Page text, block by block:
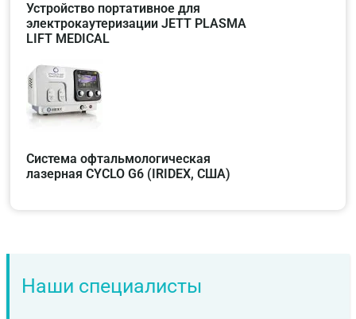
Устройство портативное для
электрокаутеризации JETT PLASMA
LIFT MEDICAL
Система офтальмологическая
лазерная CYCLO G6 (IRIDEX, США)
Наши специалисты